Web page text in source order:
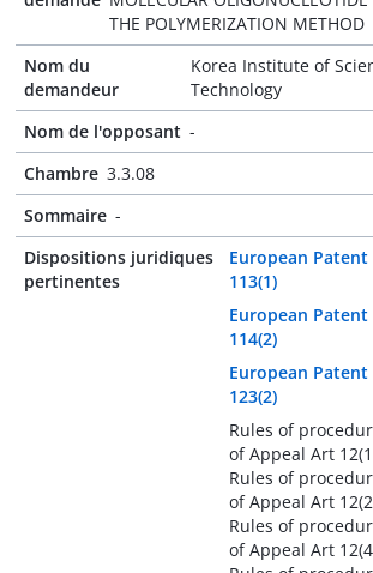
THE POLYMERIZATION METHOD
Nom du
demandeur
Korea Institute of
Technology
Nom de l'opposant -
Chambre 3.3.08
Sommaire -
Dispositions juridiques
pertinentes
European
113(1)
European
114(2)
European
123(2)
Rules of
of Appeal Art
Rules of
of Appeal Art
Rules of
of Appeal Art